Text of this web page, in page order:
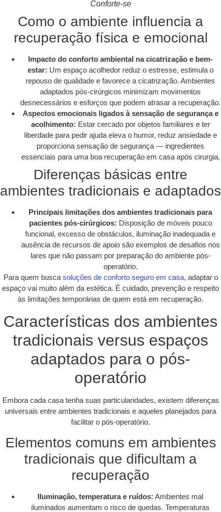
Conforte-se
Como o ambiente influencia a
recuperação física e emocional
Impacto do conforto ambiental na cicatrização e bem-
estar: Um espaço acolhedor reduz o estresse, estimula o
repouso de qualidade e favorece a cicatrização. Ambientes
adaptados pós-cirúrgicos minimizam movimentos
desnecessários e esforços que podem atrasar a recuperação.
Aspectos emocionais ligados à sensação de segurança e
acolhimento: Estar cercado por objetos familiares e ter
liberdade para pedir ajuda eleva o humor, reduz ansiedade e
proporciona sensação de segurança — ingredientes
essenciais para uma boa recuperação em casa após cirurgia.
Diferenças básicas entre
ambientes tradicionais e adaptados
Principais limitações dos ambientes tradicionais para
pacientes pós-cirúrgicos: Disposição de móveis pouco
funcional, excesso de obstáculos, iluminação inadequada e
ausência de recursos de apoio são exemplos de desafios nos
lares que não passam por preparação do ambiente pós-
operatório.
Para quem busca soluções de conforto seguro em casa, adaptar o
espaço vai muito além da estética. É cuidado, prevenção e respeito
às limitações temporárias de quem está em recuperação.
Características dos ambientes
tradicionais versus espaços
adaptados para o pós-
operatório
Embora cada casa tenha suas particularidades, existem diferenças
universais entre ambientes tradicionais e aqueles planejados para
facilitar o pós-operatório.
Elementos comuns em ambientes
tradicionais que dificultam a
recuperação
Iluminação, temperatura e ruídos: Ambientes mal
iluminados aumentam o risco de quedas. Temperaturas